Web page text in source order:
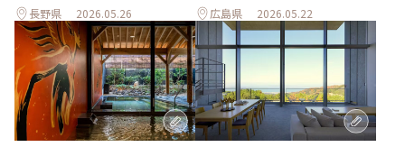
長野県 2026.05.26 広島県 2026.05.22